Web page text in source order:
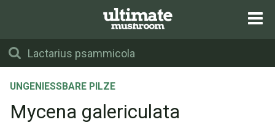
UNGENIESSBARE PILZE
Mycena galericulata